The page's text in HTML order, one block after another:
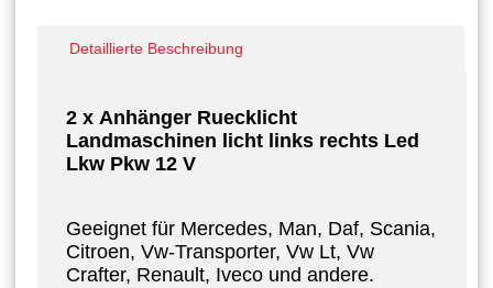
Detaillierte Beschreibung
2 x Anhänger Ruecklicht
Landmaschinen licht links rechts Led
Lkw Pkw 12 V
Geeignet für Mercedes, Man, Daf, Scania,
Citroen, Vw-Transporter, Vw Lt, Vw
Crafter, Renault, Iveco und andere.